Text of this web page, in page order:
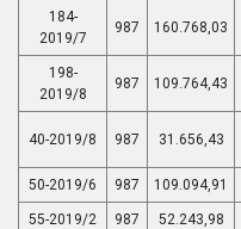
184-
2019/7
987 160.768,03
198-
2019/8
987 109.764,43
40-2019/8 987 31.656,43
50-2019/6 987 109.094,91
55-2019/2 987 52.243,98